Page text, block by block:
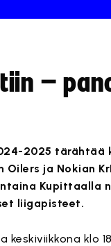
–
2025 tärähtää
ja Nokian
Kupittaalla
liigapisteet.
keskiviikkona klo